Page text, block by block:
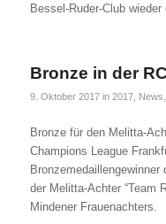
Bessel-Ruder-Club
Bronze in der
9. Oktober 2017 in 2017, News
Bronze für den Melitta-
Champions League
Bronzemedaillengewinner
der Melitta-Achter “Team
Mindener Frauenachters.